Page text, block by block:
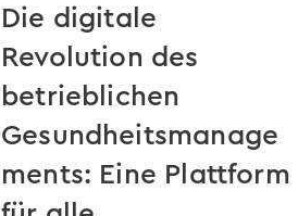
Die digitale
Revolution des
betrieblichen
Gesundheitsmanage
ments: Eine Plattform